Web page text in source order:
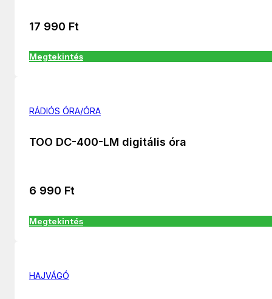
17 990 Ft
Megtekintés
RÁDIÓS ÓRA/ÓRA
TOO DC-400-LM digitális óra
6 990 Ft
Megtekintés
HAJVÁGÓ